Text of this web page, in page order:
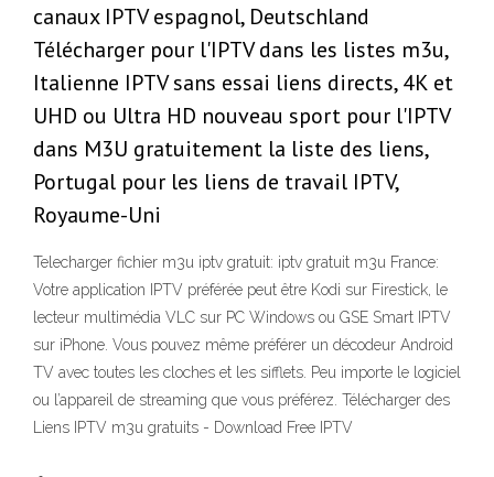
canaux IPTV espagnol, Deutschland
Télécharger pour l'IPTV dans les listes m3u,
Italienne IPTV sans essai liens directs, 4K et
UHD ou Ultra HD nouveau sport pour l'IPTV
dans M3U gratuitement la liste des liens,
Portugal pour les liens de travail IPTV,
Royaume-Uni
Telecharger fichier m3u iptv gratuit: iptv gratuit m3u France:
Votre application IPTV préférée peut être Kodi sur Firestick, le
lecteur multimédia VLC sur PC Windows ou GSE Smart IPTV
sur iPhone. Vous pouvez même préférer un décodeur Android
TV avec toutes les cloches et les sifflets. Peu importe le logiciel
ou l’appareil de streaming que vous préférez. Télécharger des
Liens IPTV m3u gratuits - Download Free IPTV